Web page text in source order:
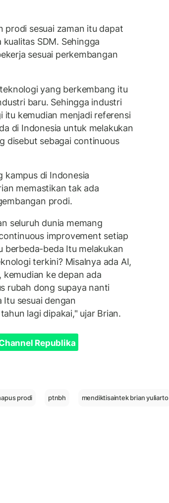
prodi sesuai zaman itu dapat
SDM. Sehingga
sesuai perkembangan
yang berkembang itu
baru. Sehingga industri
itu kemudian menjadi referensi
di Indonesia untuk melakukan
disebut sebagai continuous
kampus di Indonesia
memastikan tak ada
prodi.
seluruh dunia memang
improvement setiap
berbeda-beda Itu melakukan
terkini? Misalnya ada AI,
kemudian ke depan ada
rubah dong supaya nanti
Itu sesuai dengan
lagi dipakai," ujar Brian.
Republika
prodi ptnbh mendiktisaintek brian yuliarto